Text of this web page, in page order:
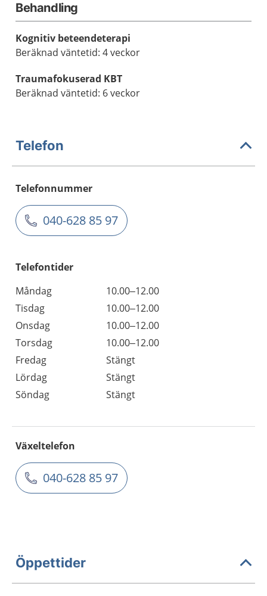
Behandling
Kognitiv beteendeterapi
Beräknad väntetid: 4 veckor
Traumafokuserad KBT
Beräknad väntetid: 6 veckor
Telefon
Telefonnummer
040-628 85 97
Telefontider
Måndag
10.00–12.00
Tisdag
10.00–12.00
Onsdag
10.00–12.00
Torsdag
10.00–12.00
Fredag
Stängt
Lördag
Stängt
Söndag
Stängt
Växeltelefon
040-628 85 97
Öppettider